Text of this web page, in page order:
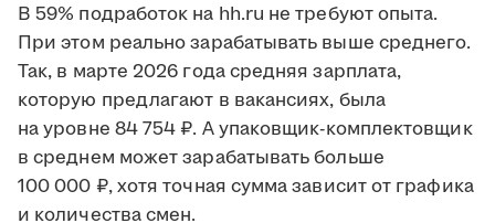
В 59% подработок на hh.ru не требуют опыта.
При этом реально зарабатывать выше среднего.
Так, в марте 2026 года средняя зарплата,
которую предлагают в вакансиях, была
на уровне 84 754 ₽. А упаковщик-комплектовщик
в среднем может зарабатывать больше
100 000 ₽, хотя точная сумма зависит от графика
и количества смен.